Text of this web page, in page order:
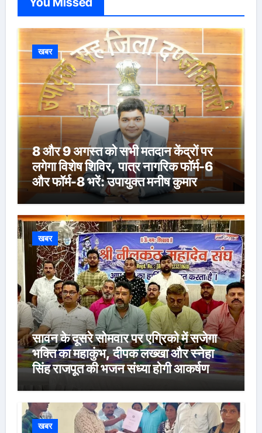
खबर
8 और 9 अगस्त को सभी मतदान केंद्रों पर
लगेगा विशेष शिविर, पात्र नागरिक फॉर्म-6
और फॉर्म-8 भरें: उपायुक्त मनीष कुमार
खबर
सावन के दूसरे सोमवार पर एग्रिको में सजेगा
भक्ति का महाकुंभ, दीपक लख्खा और स्नेहा
सिंह राजपूत की भजन संध्या होगी आकर्षण
खबर